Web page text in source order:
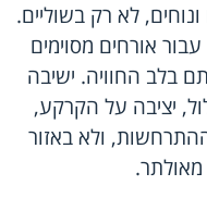
ונוחים, לא רק בשוליים.
אורחים מסוימים
בלב החוויה. ישיבה
יציבה על הקרקע,
ולא באזור